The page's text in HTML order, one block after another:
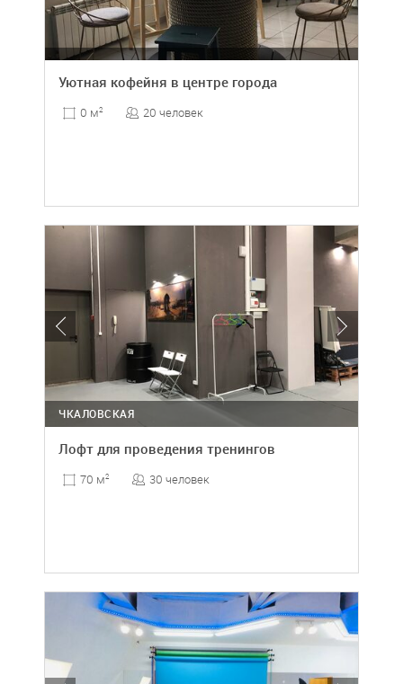
Уютная кофейня в центре города
0 м2 20 человек
ЧКАЛОВСКАЯ
Лофт для проведения тренингов
70 м2 30 человек